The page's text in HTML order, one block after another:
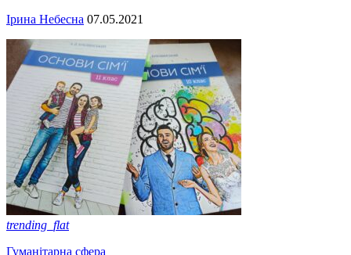
Ірина Небесна 07.05.2021
trending_flat
Гуманітарна сфера